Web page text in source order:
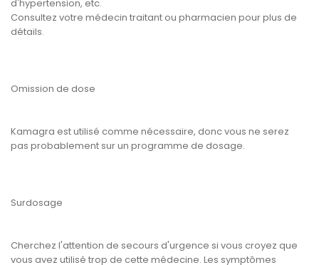
d'hypertension, etc.
Consultez votre médecin traitant ou pharmacien pour plus de
détails.
Omission de dose
Kamagra est utilisé comme nécessaire, donc vous ne serez
pas probablement sur un programme de dosage.
Surdosage
Cherchez l'attention de secours d'urgence si vous croyez que
vous avez utilisé trop de cette médecine. Les symptômes